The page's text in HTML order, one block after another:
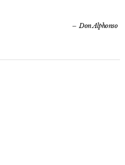
Don Alphonso